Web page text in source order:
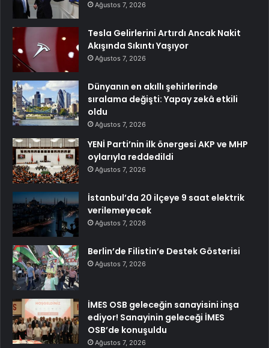
Ağustos 7, 2026
Tesla Gelirlerini Artırdı Ancak Nakit
Akışında Sıkıntı Yaşıyor
Ağustos 7, 2026
Dünyanın en akıllı şehirlerinde
sıralama değişti: Yapay zekâ etkili
oldu
Ağustos 7, 2026
YENİ Parti’nin ilk önergesi AKP ve MHP
oylarıyla reddedildi
Ağustos 7, 2026
İstanbul’da 20 ilçeye 9 saat elektrik
verilemeyecek
Ağustos 7, 2026
Berlin’de Filistin’e Destek Gösterisi
Ağustos 7, 2026
İMES OSB geleceğin sanayisini inşa
ediyor! Sanayinin geleceği İMES
OSB’de konuşuldu
Ağustos 7, 2026